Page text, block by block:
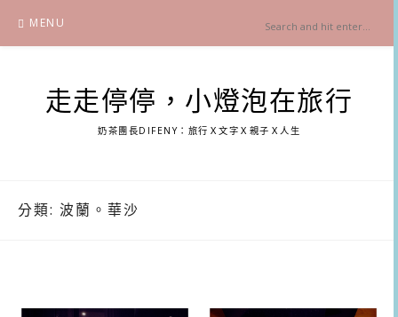
content
MENU
走走停停，小燈泡在旅行
奶茶團長DIFENY：旅行Ｘ文字Ｘ親子Ｘ人生
分類: 波蘭。華沙